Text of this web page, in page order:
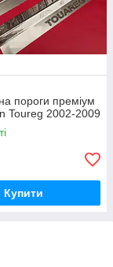
пороги преміум
Toureg 2002-2009
Купити